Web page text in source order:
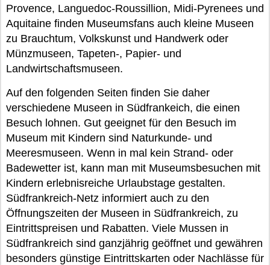
Provence, Languedoc-Roussillion, Midi-Pyrenees und
Aquitaine finden Museumsfans auch kleine Museen
zu Brauchtum, Volkskunst und Handwerk oder
Münzmuseen, Tapeten-, Papier- und
Landwirtschaftsmuseen.
Auf den folgenden Seiten finden Sie daher
verschiedene Museen in Südfrankeich, die einen
Besuch lohnen. Gut geeignet für den Besuch im
Museum mit Kindern sind Naturkunde- und
Meeresmuseen. Wenn in mal kein Strand- oder
Badewetter ist, kann man mit Museumsbesuchen mit
Kindern erlebnisreiche Urlaubstage gestalten.
Südfrankreich-Netz informiert auch zu den
Öffnungszeiten der Museen in Südfrankreich, zu
Eintrittspreisen und Rabatten. Viele Mussen in
Südfrankreich sind ganzjährig geöffnet und gewähren
besonders günstige Eintrittskarten oder Nachlässe für